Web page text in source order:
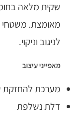
שקית מלאה
מאומצת. משטחי
לניגוב וניקוי.
מאפייני עיצוב
מערכת להחזקת
דלת נשלפת